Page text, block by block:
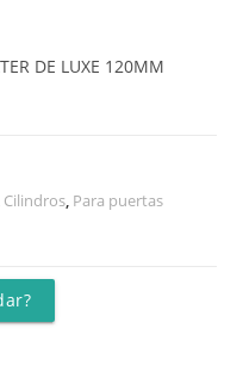
DE LUXE 120MM
Cilindros, Para puertas